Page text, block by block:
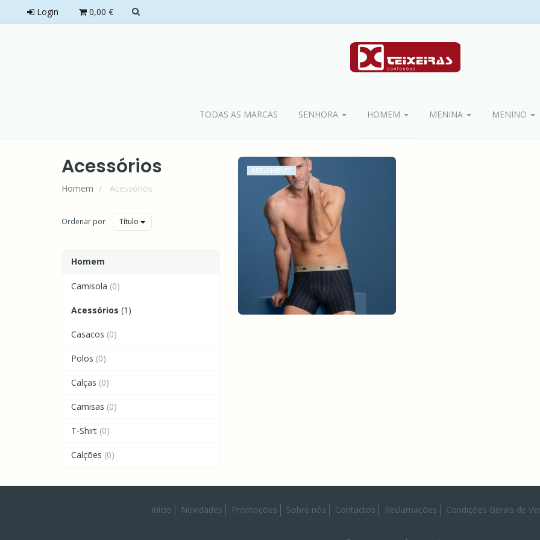
Login 0,00 €
TODAS AS MARCAS SENHORA HOMEM MENINA MENINO
Acessórios
Homem Acessórios
Ordenar por Título
Homem
Camisola (0)
Acessórios (1)
Casacos (0)
Polos (0)
Calças (0)
Camisas (0)
T-Shirt (0)
Calções (0)
BREVEMENTE
IMPETUS - PACK 2 BOXERS
37,90 €
Início Novidades Promoções Sobre nós Contactos Reclamações Condições Gerais de